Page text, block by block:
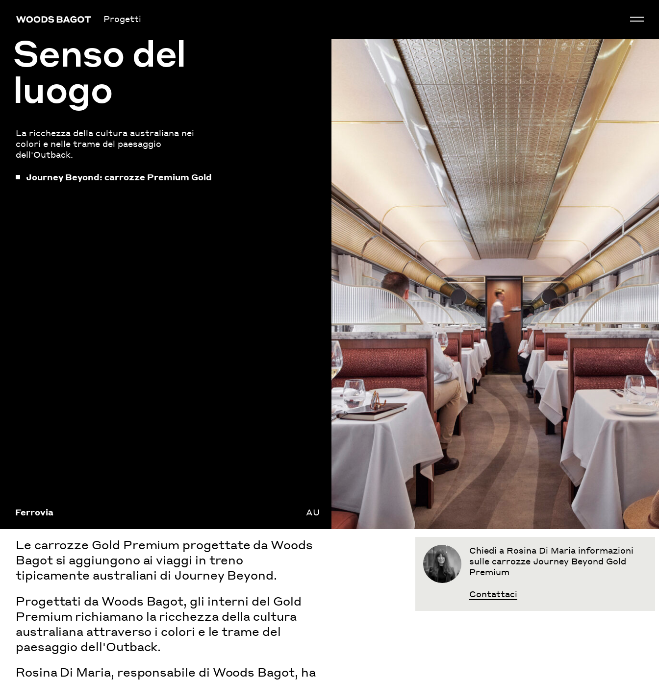
Progetti
Senso del
luogo
La ricchezza della cultura australiana nei
colori e nelle trame del paesaggio
dell'Outback.
Journey Beyond: carrozze Premium Gold
Ferrovia AU
Le carrozze Gold Premium progettate da Woods
Bagot si aggiungono ai viaggi in treno
tipicamente australiani di Journey Beyond.
Progettati da Woods Bagot, gli interni del Gold
Premium richiamano la ricchezza della cultura
australiana attraverso i colori e le trame del
paesaggio dell'Outback.
Rosina Di Maria, responsabile di Woods Bagot, ha
Chiedi a Rosina Di Maria informazioni
sulle carrozze Journey Beyond Gold
Premium
Contattaci